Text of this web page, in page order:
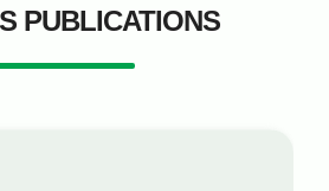
PUBLICATIONS